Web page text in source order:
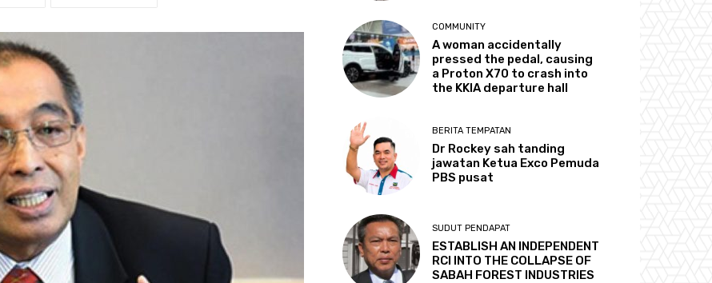
COMMUNITY
A woman accidentally
pressed the pedal, causing
a Proton X70 to crash into
the KKIA departure hall
BERITA TEMPATAN
Dr Rockey sah tanding
jawatan Ketua Exco Pemuda
PBS pusat
SUDUT PENDAPAT
ESTABLISH AN INDEPENDENT
RCI INTO THE COLLAPSE OF
SABAH FOREST INDUSTRIES